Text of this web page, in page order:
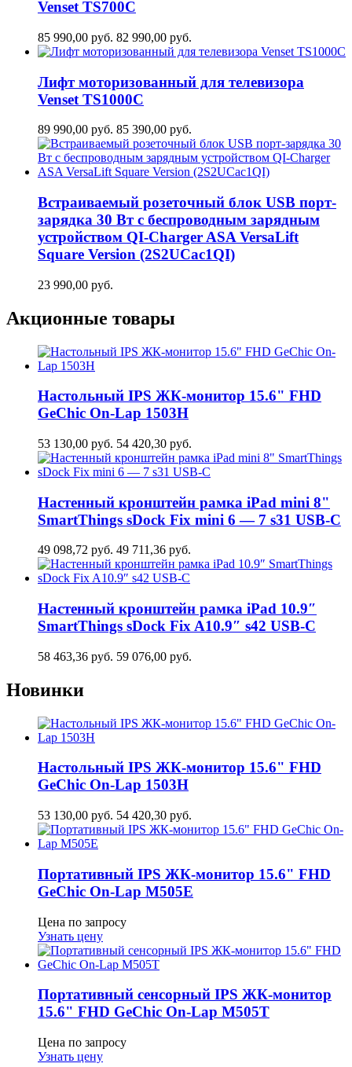
Venset TS700С
85 990,00 руб. 82 990,00 руб.
Лифт моторизованный для телевизора
Venset TS1000C
89 990,00 руб. 85 390,00 руб.
Встраиваемый розеточный блок USB порт-
зарядка 30 Вт c беспроводным зарядным
устройством QI-Charger ASA VersaLift
Square Version (2S2UCaс1QI)
23 990,00 руб.
Акционные товары
Настольный IPS ЖК-монитор 15.6" FHD
GeСhic On-Lap 1503H
53 130,00 руб. 54 420,30 руб.
Настенный кронштейн рамка iPad mini 8"
SmartThings sDock Fix mini 6 — 7 s31 USB-C
49 098,72 руб. 49 711,36 руб.
Настенный кронштейн рамка iPad 10.9″
SmartThings sDock Fix A10.9″ s42 USB-C
58 463,36 руб. 59 076,00 руб.
Новинки
Настольный IPS ЖК-монитор 15.6" FHD
GeСhic On-Lap 1503H
53 130,00 руб. 54 420,30 руб.
Портативный IPS ЖК-монитор 15.6" FHD
GeСhic On-Lap M505E
Цена по запросу
Узнать цену
Портативный сенсорный IPS ЖК-монитор
15.6" FHD GeСhic On-Lap M505T
Цена по запросу
Узнать цену